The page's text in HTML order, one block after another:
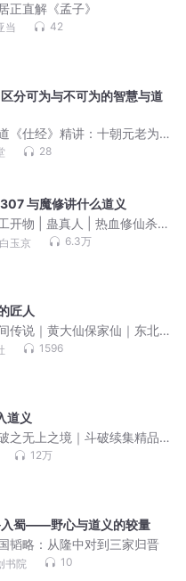
正直解《孟子》
当 42
分可为与不可为的智慧与道
《仕经》精讲：十朝元老为
平年时代
28
与魔修讲什么道义
开物 | 蛊真人 | 热血修仙杀伐
仙尊 | 老宝玉多人有声剧
玉京 6.3万
匠人
传说｜黄大仙保家仙｜东北
1596
道义
之无上之境｜斗破续集精品
12万
蜀——野心与道义的较量
韬略：从隆中对到三家归晋
书院 10